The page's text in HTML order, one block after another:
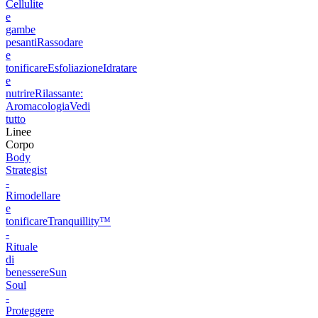
Cellulite
e
gambe
pesantiRassodare
e
tonificareEsfoliazioneIdratare
e
nutrireRilassante:
AromacologiaVedi
tutto
Linee
Corpo
Body
Strategist
-
Rimodellare
e
tonificareTranquillity™
-
Rituale
di
benessereSun
Soul
-
Proteggere